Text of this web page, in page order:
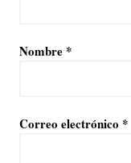
Nombre *
Correo electrónico *